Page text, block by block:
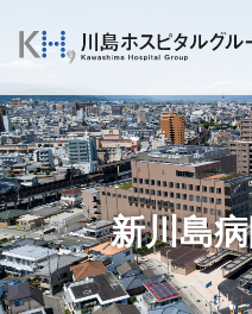
新川島